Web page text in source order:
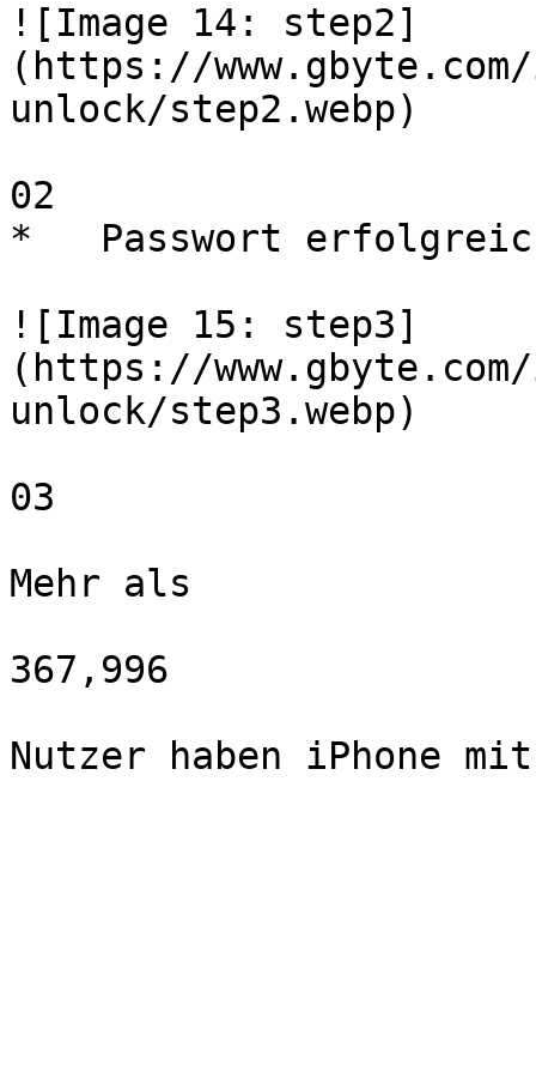
![Image 14: step2]
(https://
unlock/step2.webp)
02
*   Passwort
![Image 15: step3]
(https://
unlock/step3.webp)
03
Mehr als
367,996